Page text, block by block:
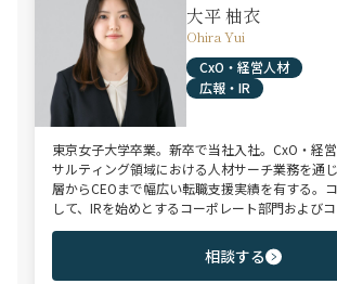
大平 柚衣
Ohira Yui
CxO・経営人材
広報・IR
東京女子大学卒業。新卒で当社入社。CxO・経
サルティング領域における人材サーチ業務を通
層からCEOまで幅広い転職支援実績を有する。
して、IRを始めとするコーポレート部門および
ファーム領域を中心に担当。未経験・ポテンシ
ル・ハイクラス層まで、年代・職階を問わず幅
相談する